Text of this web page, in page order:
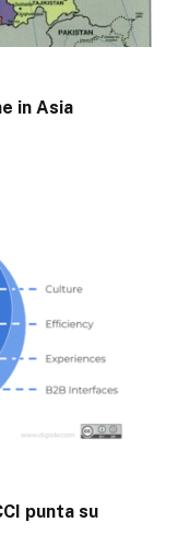
in Asia
punta su